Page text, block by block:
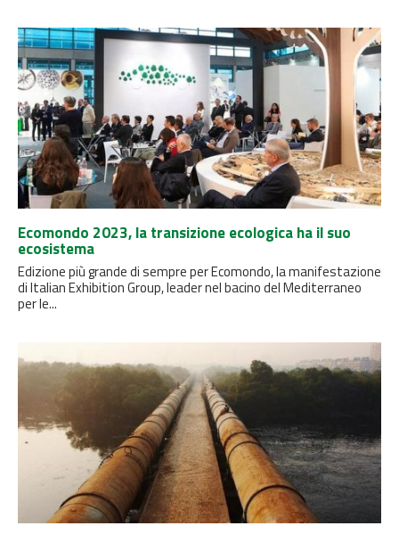
Ecomondo 2023, la transizione ecologica ha il suo
ecosistema
Edizione più grande di sempre per Ecomondo, la manifestazione
di Italian Exhibition Group, leader nel bacino del Mediterraneo
per le...